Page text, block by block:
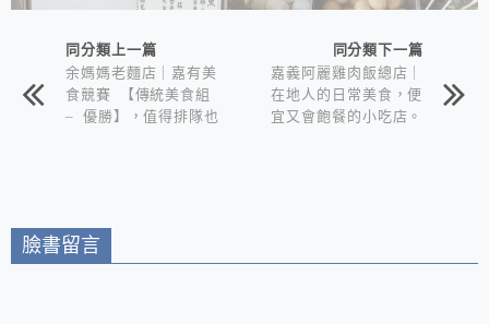
同分類上一篇
余媽媽老麵店｜嘉有美
食競賽 【傳統美食組
– 優勝】，值得排隊也
同分類下一篇
嘉義阿麗雞肉飯總店｜
在地人的日常美食，便
宜又會飽餐的小吃店。
臉書留言